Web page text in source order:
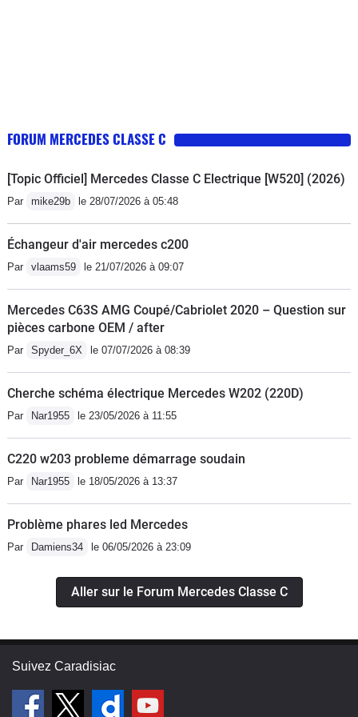
FORUM MERCEDES CLASSE C
[Topic Officiel] Mercedes Classe C Electrique [W520] (2026)
Par mike29b le 28/07/2026 à 05:48
Échangeur d'air mercedes c200
Par vlaams59 le 21/07/2026 à 09:07
Mercedes C63S AMG Coupé/Cabriolet 2020 – Question sur
pièces carbone OEM / after
Par Spyder_6X le 07/07/2026 à 08:39
Cherche schéma électrique Mercedes W202 (220D)
Par Nar1955 le 23/05/2026 à 11:55
C220 w203 probleme démarrage soudain
Par Nar1955 le 18/05/2026 à 13:37
Problème phares led Mercedes
Par Damiens34 le 06/05/2026 à 23:09
Aller sur le Forum Mercedes Classe C
Suivez Caradisiac